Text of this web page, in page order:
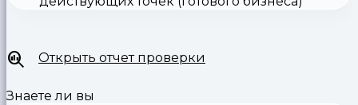
Открыть отчет проверки
Знаете ли вы